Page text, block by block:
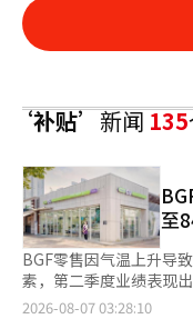
‘补贴’新闻135
至
BGF零售因气温上升导
素，第二季度业绩表现出色。 BGF零售于6日公告，
度的营业利润为849亿
2026-08-07 03:28:10